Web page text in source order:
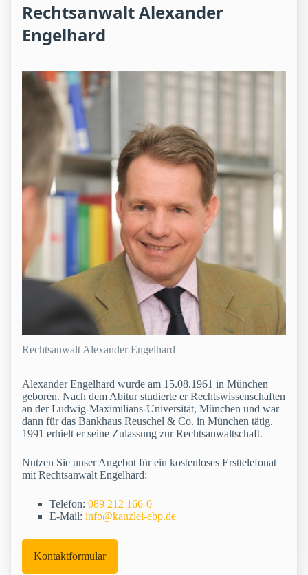
Rechtsanwalt Alexander
Engelhard
Rechtsanwalt Alexander Engelhard
Alexander Engelhard wurde am 15.08.1961 in München
geboren. Nach dem Abitur studierte er Rechtswissenschaften
an der Ludwig-Maximilians-Universität, München und war
dann für das Bankhaus Reuschel & Co. in München tätig.
1991 erhielt er seine Zulassung zur Rechtsanwaltschaft.
Nutzen Sie unser Angebot für ein kostenloses Ersttelefonat
mit Rechtsanwalt Engelhard:
Telefon: 089 212 166-0
E-Mail: info@kanzlei-ebp.de
Kontaktformular